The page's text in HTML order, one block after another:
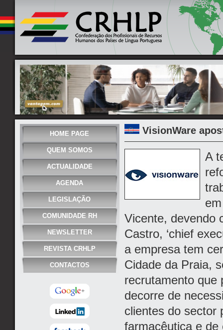
HOME PAGE
QUEM SOMOS
ACTUALIDADE
AGENDA
LEGISLAÇÃO
COMUNIDADE RH
NEWSLETTER
REVISTA CRHLP
CONTACTOS
VisionWare
A
Vicente, devendo
Castro, ‘chief
a empresa tem
Cidade da Praia,
recrutamento que
decorre de
clientes do sector
farmacêutica e de